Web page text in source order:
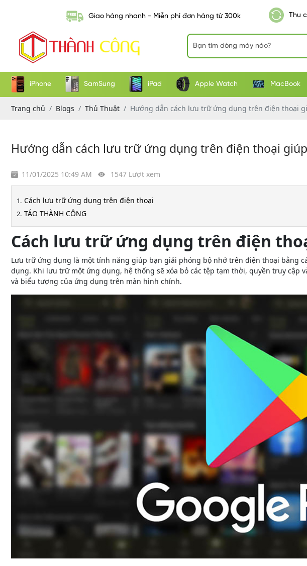
Giao hàng nhanh - Miễn phí đơn hàng từ 300k Thu
iPhone SamSung iPad Apple Watch MacBook
Trang chủ Blogs Thủ Thuật Hướng dẫn cách lưu trữ ứng dụng trên điện thoại
Hướng dẫn cách lưu trữ ứng dụng trên điện thoại
11/01/2025 10:49 AM 1547 Lượt xem
Cách lưu trữ ứng dụng trên điện thoại
TÁO THÀNH CÔNG
Cách lưu trữ ứng dụng trên điện
Lưu trữ ứng dụng là một tính năng giúp bạn giải phóng bộ nhớ trên điện thoại bằng
dụng. Khi lưu trữ một ứng dụng, hệ thống sẽ xóa bỏ các tệp tạm thời, quyền truy cập
và biểu tượng của ứng dụng trên màn hình chính.